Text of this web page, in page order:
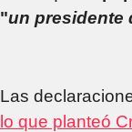
"un presidente
Las
lo que planteó